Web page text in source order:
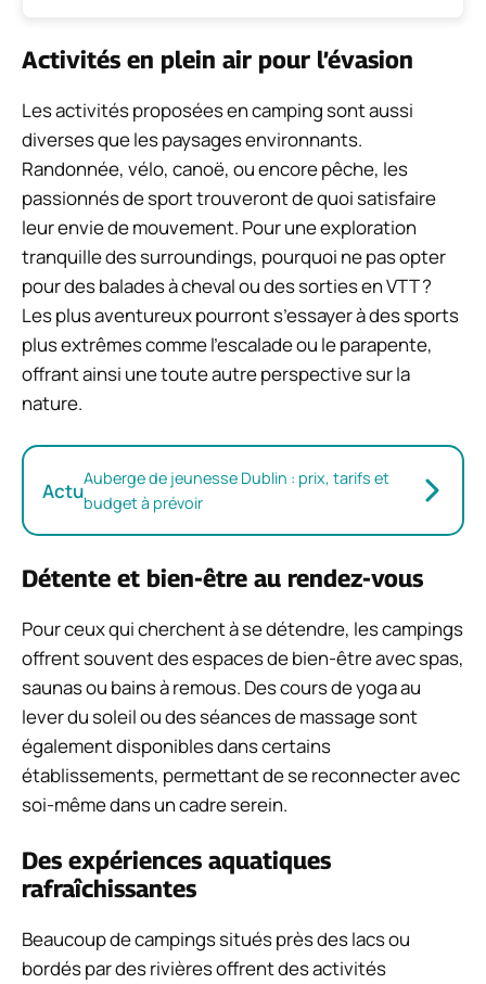
Activités en plein air pour l’évasion
Les activités proposées en camping sont aussi
diverses que les paysages environnants.
Randonnée, vélo, canoë, ou encore pêche, les
passionnés de sport trouveront de quoi satisfaire
leur envie de mouvement. Pour une exploration
tranquille des surroundings, pourquoi ne pas opter
pour des balades à cheval ou des sorties en VTT ?
Les plus aventureux pourront s’essayer à des sports
plus extrêmes comme l’escalade ou le parapente,
offrant ainsi une toute autre perspective sur la
nature.
ActuAuberge de jeunesse Dublin : prix, tarifs et
budget à prévoir
Détente et bien-être au rendez-vous
Pour ceux qui cherchent à se détendre, les campings
offrent souvent des espaces de bien-être avec spas,
saunas ou bains à remous. Des cours de yoga au
lever du soleil ou des séances de massage sont
également disponibles dans certains
établissements, permettant de se reconnecter avec
soi-même dans un cadre serein.
Des expériences aquatiques
rafraîchissantes
Beaucoup de campings situés près des lacs ou
bordés par des rivières offrent des activités